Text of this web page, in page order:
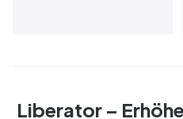
Liberator –